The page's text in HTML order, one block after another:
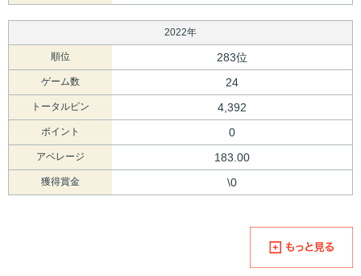
2022年
順位 283位
ゲーム数 24
トータルピン 4,392
ポイント 0
アベレージ 183.00
獲得賞金 \0